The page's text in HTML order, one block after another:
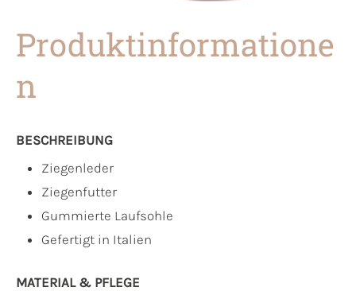
Produktinformatione
n
BESCHREIBUNG
Ziegenleder
Ziegenfutter
Gummierte Laufsohle
Gefertigt in Italien
MATERIAL & PFLEGE